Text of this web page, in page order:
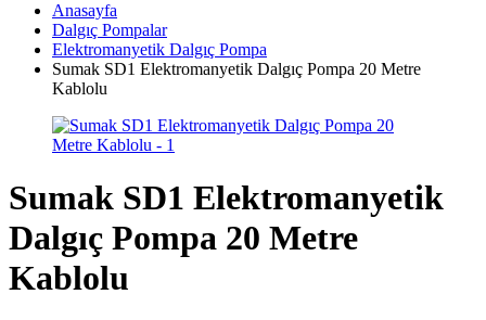
Anasayfa
Dalgıç Pompalar
Elektromanyetik Dalgıç Pompa
Sumak SD1 Elektromanyetik Dalgıç Pompa 20 Metre
Kablolu
Sumak SD1 Elektromanyetik
Dalgıç Pompa 20 Metre
Kablolu